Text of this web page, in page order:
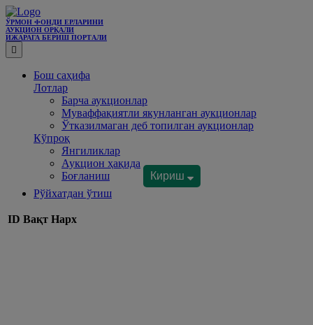
ЎРМОН ФОНДИ ЕРЛАРИНИ
АУКЦИОН ОРҚАЛИ
ИЖАРАГА БEРИШ ПОРТАЛИ
Бош саҳифа
Лотлар
Барча аукционлар
Муваффақиятли якунланган аукционлар
Ўтказилмаган деб топилган аукционлар
Кўпроқ
Янгиликлар
Аукцион ҳақида
Боғланиш
Кириш
Рўйхатдан ўтиш
ID Вақт Нарх